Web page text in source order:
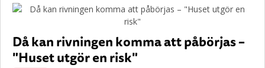
Då kan rivningen komma att påbörjas –
"Huset utgör en risk"